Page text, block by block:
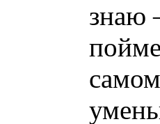
знаю